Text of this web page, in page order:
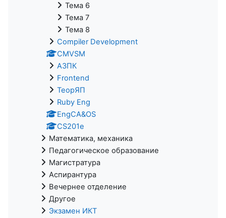
Тема 6
Тема 7
Тема 8
Compiler Development
CMVSM
АЗПК
Frontend
ТеорЯП
Ruby Eng
EngCA&OS
CS201e
Математика, механика
Педагогическое образование
Магистратура
Аспирантура
Вечернее отделение
Другое
Экзамен ИКТ